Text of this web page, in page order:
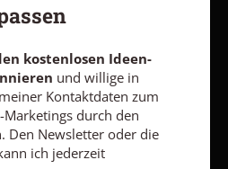
Datenschutz
Abo online kündigen
kostenlosen Ideen-
und willige in
Kontaktdaten zum
Marketings durch den
Den Newsletter oder die
ich jederzeit